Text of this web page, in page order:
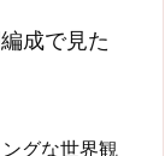
成で見た
グな世界観